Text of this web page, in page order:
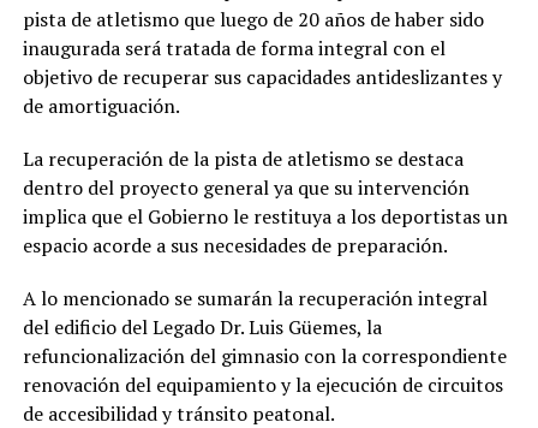
pista de atletismo que luego de 20 años de haber sido
inaugurada será tratada de forma integral con el
objetivo de recuperar sus capacidades antideslizantes y
de amortiguación.
La recuperación de la pista de atletismo se destaca
dentro del proyecto general ya que su intervención
implica que el Gobierno le restituya a los deportistas un
espacio acorde a sus necesidades de preparación.
A lo mencionado se sumarán la recuperación integral
del edificio del Legado Dr. Luis Güemes, la
refuncionalización del gimnasio con la correspondiente
renovación del equipamiento y la ejecución de circuitos
de accesibilidad y tránsito peatonal.